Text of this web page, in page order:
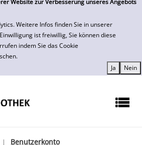
Website zur Verbesserung unseres Angebots
Weitere Infos finden Sie in unserer
ist freiwillig, Sie können diese
indem Sie das Cookie
Benutzerkonto